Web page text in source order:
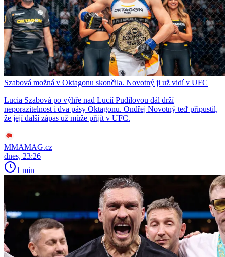
Szabová možná v Oktagonu skončila. Novotný ji už vidí v UFC
Lucia Szabová po výhře nad Lucií Pudilovou dál drží
neporazitelnost i dva pásy Oktagonu. Ondřej Novotný teď připustil,
že její další zápas už může přijít v UFC.
MMAMAG.cz
dnes, 23:26
1 min